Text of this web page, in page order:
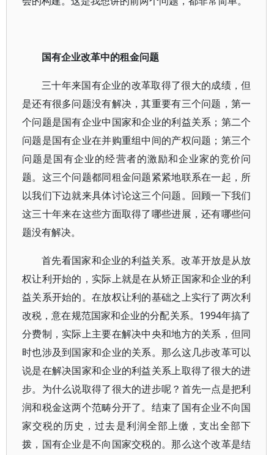
国有企业改革中的租金问题
三十年来国有企业的改革取得了很大的成绩，但
是还有很多问题没有解决，其重要有三个问题，第一
个问题是国有企业中国家和企业的利益关系；第二个
问题是国有企业在并购重组中间的产权问题；第三个
问题是国有企业的经营者的激励和企业家的竞价问
题。这三个问题都同租金问题紧紧地联系在一起，所
以我们下边就来具体讨论这三个问题。回顾一下我们
这三十年来在这些方面取得了哪些进展，还有哪些问
题没有解决。
首先看国家和企业的利益关系。改革开放是从放
权让利开始的，实际上就是在从矫正国家和企业的利
益关系开始的。在放权让利的基础之上实行了两次利
改税，意在规范国家和企业的分配关系。1994年搞了
分费制，实际上主要在解决中央和地方的关系，但同
时也涉及到国家和企业的关系。那么这几步改革可以
说是在解决国家和企业的利益关系上取得了很大的进
步。为什么说取得了很大的进步呢？首先一点是把利
润和税金这两个范畴分开了。结束了国有企业不向国
家交税的历史，过去是利润全部上缴，支出全部下
拨，国有企业是不向国家交税的。那么这个改革是结